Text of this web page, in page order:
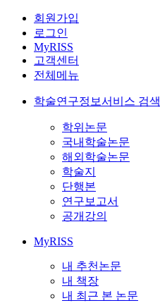
회원가입
로그인
MyRISS
고객센터
전체메뉴
학술연구정보서비스 검색
학위논문
국내학술논문
해외학술논문
학술지
단행본
연구보고서
공개강의
MyRISS
내 추천논문
내 책장
내 최근 본 논문